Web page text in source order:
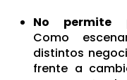
No permite
Como
distintos
frente a